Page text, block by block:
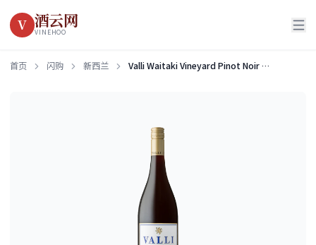
V 酒云网
VINEHOO
首页 闪购 新西兰 Valli Waitaki Vineyard Pinot Noir 2022